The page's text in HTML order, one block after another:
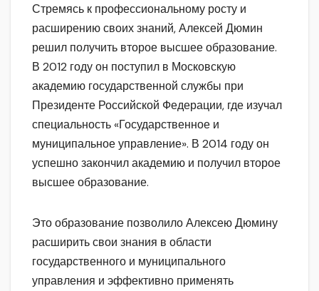
Стремясь к профессиональному росту и
расширению своих знаний, Алексей Дюмин
решил получить второе высшее образование.
В 2012 году он поступил в Московскую
академию государственной службы при
Президенте Российской Федерации, где изучал
специальность «Государственное и
муниципальное управление». В 2014 году он
успешно закончил академию и получил второе
высшее образование.
Это образование позволило Алексею Дюмину
расширить свои знания в области
государственного и муниципального
управления и эффективно применять